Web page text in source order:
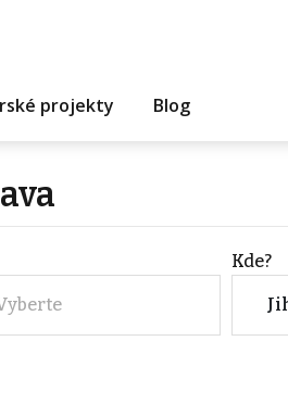
projekty Blog
Kde?